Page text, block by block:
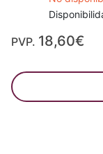
PVP. 18,60€